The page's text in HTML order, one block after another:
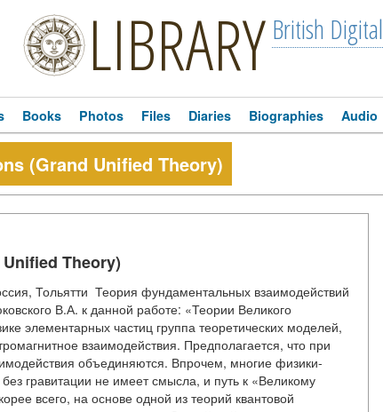
LIBRARY British Digital
Books Photos Files Diaries Biographies Audio
(Grand Unified Theory)
Theory)
Тольятти Теория фундаментальных взаимодействий
В.А. к данной работе: «Теории Великого
элементарных частиц группа теоретических моделей,
взаимодействия. Предполагается, что при
объединяются. Впрочем, многие физики-
гравитации не имеет смысла, и путь к «Великому
всего, на основе одной из теорий квантовой